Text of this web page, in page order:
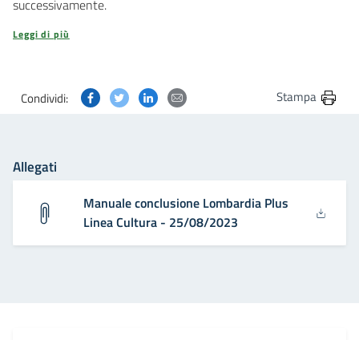
successivamente.
Leggi di più
Condividi: Condividi questa pagina su Facebook
Condividi questa pagina su Twitter
Condividi questa pagina su Linkedin
Condividi questa pagina via
Stampa
Allegati
Manuale conclusione Lombardia Plus
Linea Cultura - 25/08/2023